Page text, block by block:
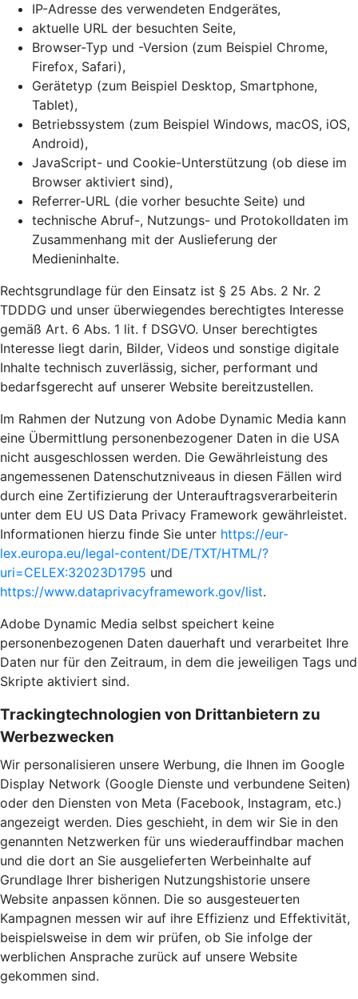
IP-Adresse des verwendeten Endgerätes,
aktuelle URL der besuchten Seite,
Browser-Typ und -Version (zum Beispiel Chrome,
Firefox, Safari),
Gerätetyp (zum Beispiel Desktop, Smartphone,
Tablet),
Betriebssystem (zum Beispiel Windows, macOS, iOS,
Android),
JavaScript- und Cookie-Unterstützung (ob diese im
Browser aktiviert sind),
Referrer-URL (die vorher besuchte Seite) und
technische Abruf-, Nutzungs- und Protokolldaten im
Zusammenhang mit der Auslieferung der
Medieninhalte.
Rechtsgrundlage für den Einsatz ist § 25 Abs. 2 Nr. 2
TDDDG und unser überwiegendes berechtigtes Interesse
gemäß Art. 6 Abs. 1 lit. f DSGVO. Unser berechtigtes
Interesse liegt darin, Bilder, Videos und sonstige digitale
Inhalte technisch zuverlässig, sicher, performant und
bedarfsgerecht auf unserer Website bereitzustellen.
Im Rahmen der Nutzung von Adobe Dynamic Media kann
eine Übermittlung personenbezogener Daten in die USA
nicht ausgeschlossen werden. Die Gewährleistung des
angemessenen Datenschutzniveaus in diesen Fällen wird
durch eine Zertifizierung der Unterauftragsverarbeiterin
unter dem EU US Data Privacy Framework gewährleistet.
Informationen hierzu finde Sie unter https://eur-
lex.europa.eu/legal-content/DE/TXT/HTML/?
uri=CELEX:32023D1795 und
https://www.dataprivacyframework.gov/list.
Adobe Dynamic Media selbst speichert keine
personenbezogenen Daten dauerhaft und verarbeitet Ihre
Daten nur für den Zeitraum, in dem die jeweiligen Tags und
Skripte aktiviert sind.
Trackingtechnologien von Drittanbietern zu
Werbezwecken
Wir personalisieren unsere Werbung, die Ihnen im Google
Display Network (Google Dienste und verbundene Seiten)
oder den Diensten von Meta (Facebook, Instagram, etc.)
angezeigt werden. Dies geschieht, in dem wir Sie in den
genannten Netzwerken für uns wiederauffindbar machen
und die dort an Sie ausgelieferten Werbeinhalte auf
Grundlage Ihrer bisherigen Nutzungshistorie unsere
Website anpassen können. Die so ausgesteuerten
Kampagnen messen wir auf ihre Effizienz und Effektivität,
beispielsweise in dem wir prüfen, ob Sie infolge der
werblichen Ansprache zurück auf unsere Website
gekommen sind.